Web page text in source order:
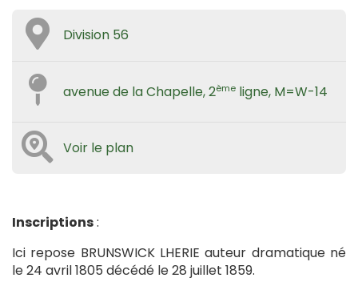
Division 56
avenue de la Chapelle, 2ème ligne, M=W-14
Voir le plan
Inscriptions:
Ici repose BRUNSWICK LHERIE auteur dramatique né
le 24 avril 1805 décédé le 28 juillet 1859.